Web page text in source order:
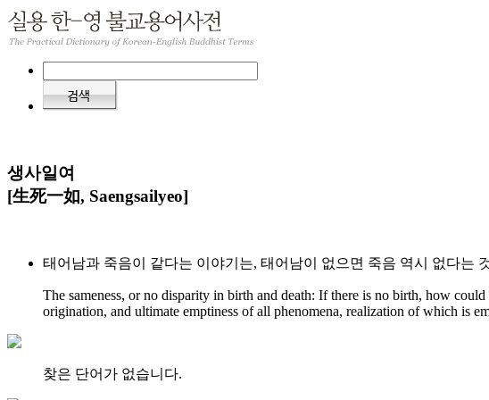
생사일여
[生死一如, Saengsailyeo]
태어남과 죽음이 같다는 이야기는, 태어남이 없으면 죽음 역시 없다는
The sameness, or no disparity in birth and death: If there is no birth, how
origination, and ultimate emptiness of all phenomena, realization of which is
찾은 단어가 없습니다.